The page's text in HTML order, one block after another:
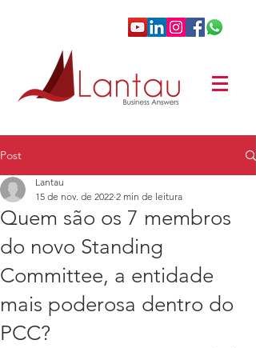
Post
Quem são os 7 membros
do novo Standing
Committee, a entidade
mais poderosa dentro do
PCC?
Lantau
15 de nov. de 2022 2 min de leitura